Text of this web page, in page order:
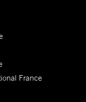
France